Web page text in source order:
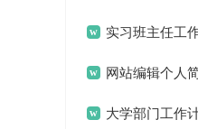
15篇实习班主任工
划(合集15篇)
网站编辑个人
大学部门工作